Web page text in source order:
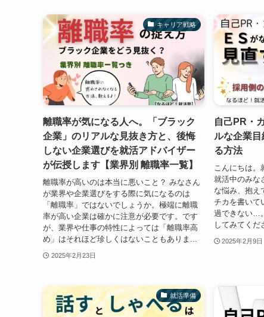
キャリア戦略
離職率が気になる人へ。「ブラック
企業」のリアルな見抜き方と、後悔
しない企業選びを就活アドバイザー
が伝授します【業界別 離職率一覧】
離職率が高いのは本当に悪いこと？ みなさん
が業界や企業選びをする際に気になるのは
「離職率」ではないでしょうか。極端に離職
率が高い企業は確かに注意が必要です。です
が、業界や仕事の特性によっては「離職率高
め」はそれほど珍しくはないこともありま...
2025年2月23日
自己PR・
ルな企業
る方法
こんにちは。
就活中のみな
な悩み、抱え
チカを書いて
過できない…
してみてくだ
2025年2月9日
就活準備